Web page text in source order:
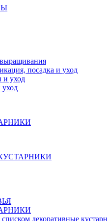
посадка и уход
и уход
уход
декоративные